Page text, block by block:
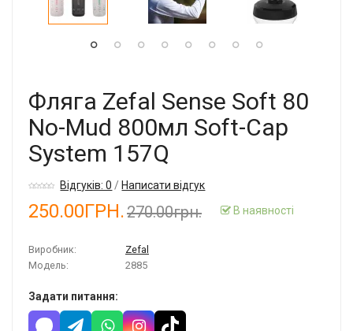
Фляга Zefal Sense Soft 80
No-Mud 800мл Soft-Cap
System 157Q
Відгуків: 0 /Написати відгук
250.00ГРН.270.00грн. В наявності
Виробник:
Zefal
Модель:
2885
Задати питання: